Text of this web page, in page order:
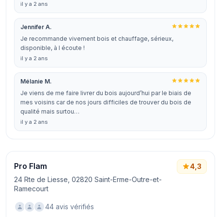
il y a 2 ans
Jennifer A.
Je recommande vivement bois et chauffage, sérieux,
disponible, à l écoute !
il y a 2 ans
Mélanie M.
Je viens de me faire livrer du bois aujourd’hui par le biais de
mes voisins car de nos jours difficiles de trouver du bois de
qualité mais surtou…
il y a 2 ans
Pro Flam
24 Rte de Liesse, 02820 Saint-Erme-Outre-et-
Ramecourt
4,3
44 avis vérifiés